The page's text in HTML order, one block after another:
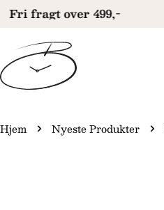
Gå
indhold
Fri fragt over 499,-
Hjem Nyeste Produkter